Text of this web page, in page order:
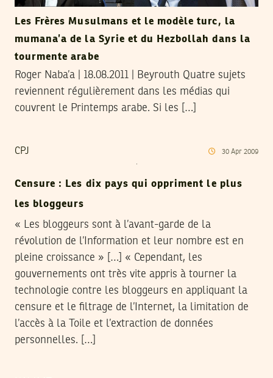
Les Frères Musulmans et le modèle turc, la
mumana’a de la Syrie et du Hezbollah dans la
tourmente arabe
Roger Naba’a | 18.08.2011 | Beyrouth Quatre sujets
reviennent régulièrement dans les médias qui
couvrent le Printemps arabe. Si les […]
CPJ 30 Apr 2009
Censure : Les dix pays qui oppriment le plus
les bloggeurs
« Les bloggeurs sont à l’avant-garde de la
révolution de l’Information et leur nombre est en
pleine croissance » […] « Cependant, les
gouvernements ont très vite appris à tourner la
technologie contre les bloggeurs en appliquant la
censure et le filtrage de l’Internet, la limitation de
l’accès à la Toile et l’extraction de données
personnelles. […]